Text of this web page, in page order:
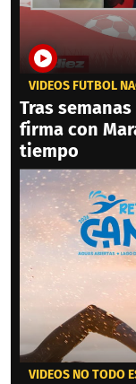
VIDEOS FÚTBOL
Tras
firma con
tiempo
VIDEOS NO TODO